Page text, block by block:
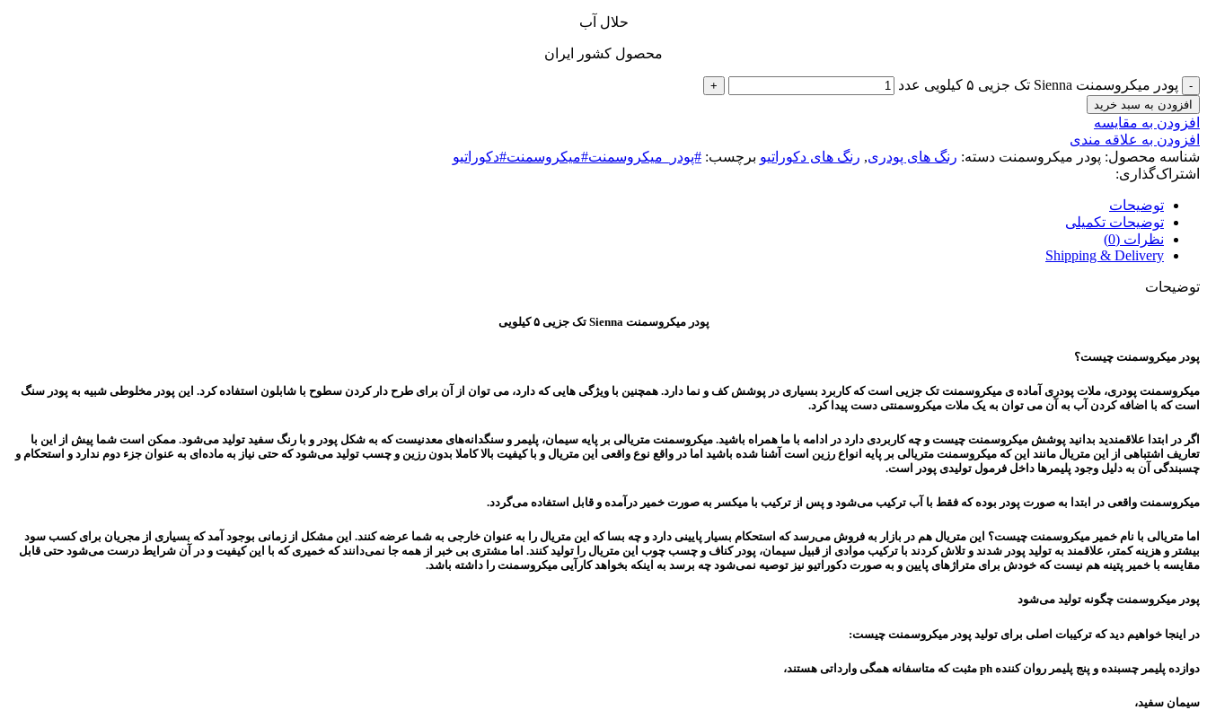
حلال آب
محصول کشور ایران
پودر میکروسمنت Sienna تک جزیی ۵ کیلویی عدد
افزودن به سبد خرید
افزودن به مقایسه
افزودن به علاقه مندی
شناسه محصول: پودر میکروسمنت دسته: رنگ های پودری, رنگ های دکوراتیو برچسب: #پودر_میکروسمنت#میکروسمنت#دکوراتیو
اشتراک‌گذاری:
توضیحات
توضیحات تکمیلی
نظرات (0)
Shipping & Delivery
توضیحات
پودر میکروسمنت Sienna تک جزیی ۵ کیلویی
پودر میکروسمنت چیست؟
میکروسمنت پودری، ملات پودری آماده ی میکروسمنت تک جزیی است که کاربرد بسیاری در پوشش کف و نما دارد. همچنین با ویژگی هایی که دارد، می توان از آن برای طرح دار کردن سطوح با شابلون استفاده کرد. این پودر مخلوطی شبیه به پودر سنگ
است که با اضافه کردن آب به آن می توان به یک ملات میکروسمنتی دست پیدا کرد.
اگر در ابتدا علاقمندید بدانید پوشش میکروسمنت چیست و چه کاربردی دارد در ادامه با ما همراه باشید. میکروسمنت متریالی بر پایه سیمان، پلیمر و سنگدانه‌های معدنیست که به شکل پودر و با رنگ سفید تولید می‌شود. ممکن است شما پیش از این با
تعاریف اشتباهی از این متریال مانند این که میکروسمنت متریالی بر پایه انواع رزین است آشنا شده باشید اما در واقع نوع واقعی این متریال و با کیفیت بالا کاملا بدون رزین و چسب تولید می‌شود که حتی نیاز به ماده‌ای به عنوان جزء دوم ندارد و استحکام و
چسبندگی آن به دلیل وجود پلیمرها داخل فرمول تولیدی پودر است.
میکروسمنت واقعی در ابتدا به صورت پودر بوده که فقط با آب ترکیب می‌شود و پس از ترکیب با میکسر به صورت خمیر درآمده و قابل استفاده می‌گردد.
اما متریالی با نام خمیر میکروسمنت چیست؟ این متریال هم در بازار به فروش می‌رسد که استحکام بسیار پایینی دارد و چه بسا که این متریال را به عنوان خارجی به شما عرضه کنند. این مشکل از زمانی بوجود آمد که بسیاری از مجریان برای کسب سود
بیشتر و هزینه کمتر، علاقمند به تولید پودر شدند و تلاش کردند با ترکیب موادی از قبیل سیمان، پودر کناف و چسب چوب این متریال را تولید کنند. اما مشتری بی خبر از همه جا نمی‌دانند که خمیری که با این کیفیت و در آن شرایط درست می‌شود حتی قابل
مقایسه با خمیر پتینه هم نیست که خودش برای متراژ‌های پایین و به صورت دکوراتیو نیز توصیه نمی‌شود چه برسد به اینکه بخواهد کارآیی میکروسمنت را داشته باشد.
پودر میکروسمنت چگونه تولید می‌شود
در اینجا خواهیم دید که ترکیبات اصلی برای تولید پودر میکروسمنت چیست:
دوازده پلیمر چسبنده و پنج پلیمر روان کننده ph مثبت که متاسفانه همگی وارداتی هستند،
سیمان سفید،